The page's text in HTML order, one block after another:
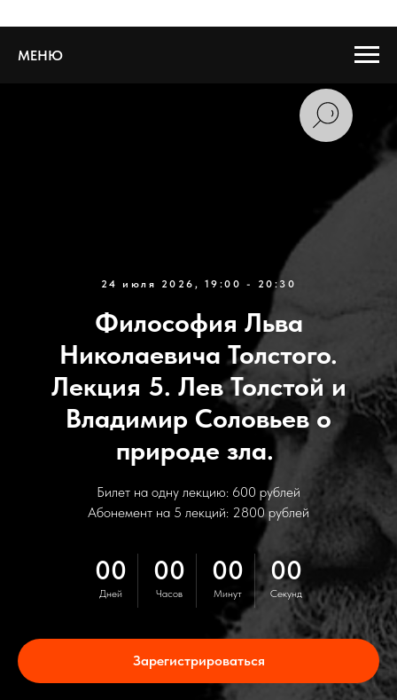
МЕНЮ
24 июля 2026, 19:00 - 20:30
Философия Льва
Николаевича Толстого.
Лекция 5. Лев Толстой и
Владимир Соловьев о
природе зла.
Билет на одну лекцию: 600 рублей
Абонемент на 5 лекций: 2800 рублей
00
Дней
00
Часов
00
Минут
00
Секунд
Зарегистрироваться